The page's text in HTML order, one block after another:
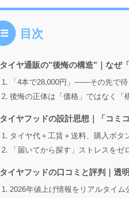
目次
タイヤ通販の"後悔の構造"｜なぜ
「4本で28,000円」——その先で
後悔の正体は「価格」ではなく「
タイヤフッドの設計思想｜「コミ
タイヤ代＋工賃＋送料、購入ボタ
「届いてから探す」ストレスを
タイヤフッドの口コミと評判｜透
2026年値上げ情報をリアルタイ